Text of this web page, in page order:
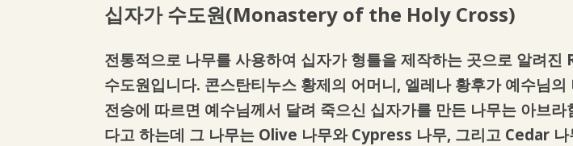
십자가 수도원(Monastery of the Holy Cross)
전통적으로 나무를 사용하여 십자가 형틀을 제작하는 곳으로 알려
수도원입니다. 콘스탄티누스 황제의 어머니, 엘레나 황후가 예수님
전승에 따르면 예수님께서 달려 죽으신 십자가를 만든 나무는 아브
다고 하는데 그 나무는 Olive 나무와 Cypress 나무, 그리고 Cedar